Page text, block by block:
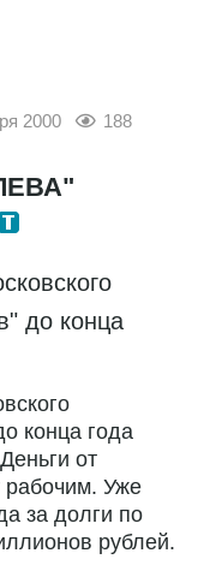
2000 188
до конца
конца года
от
рабочим. Уже
за долги по
рублей.